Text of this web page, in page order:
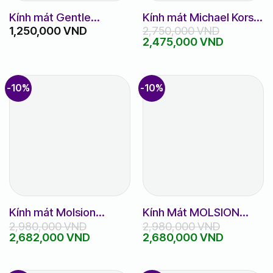
Kính mát Gentle
Monster Didion
1,250,000VND
Kính mát Michael Kors
10147H_58_2N
2,750,000VND
Giá
gốc
2,750,000 VND.
2,475,000VNDGiá
là:
-10%
Kính mát Molsion
MS3069
2,980,000VND
Giá
gốc
2,980,000 VND.
2,682,000VNDGiá
là:
-10%
Kính Mát MOLSION
MS3116
2,980,000VND
Giá
gốc
2,980,000 VND.
2,680,000VNDGiá
là: